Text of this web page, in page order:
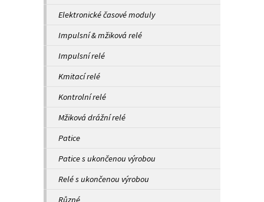
Elektronické časové moduly
Impulsní & mžiková relé
Impulsní relé
Kmitací relé
Kontrolní relé
Mžiková drážní relé
Patice
Patice s ukončenou výrobou
Relé s ukončenou výrobou
Různé